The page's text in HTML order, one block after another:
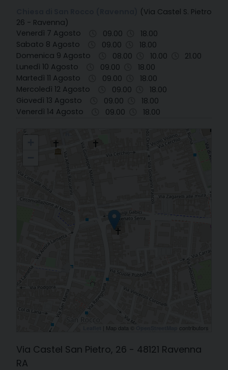
(Via Castel S. Pietro
26 - Ravenna)
Venerdì 7 Agosto
09.00
18.00
Sabato 8 Agosto
09.00
18.00
Domenica 9 Agosto
08.00 10.00
21.00
Lunedì 10 Agosto
09.00
18.00
Martedì 11 Agosto
09.00
18.00
Mercoledì 12 Agosto
09.00
18.00
Giovedì 13 Agosto
09.00
18.00
Venerdì 14 Agosto
09.00 18.00
45. Ravenna - S. Rocco
| Map data © contributors
Via Castel San Pietro, 26 - 48121 Ravenna
RA